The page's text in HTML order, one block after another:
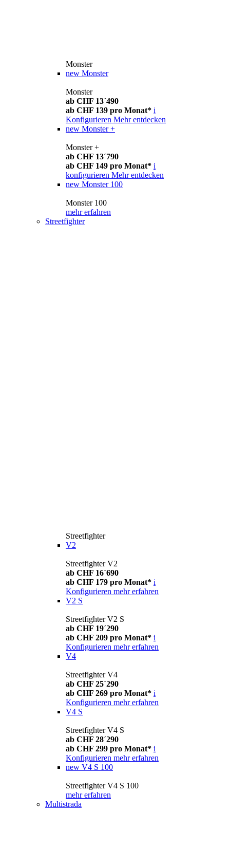
Monster
new Monster
Monster
ab CHF 13´490
ab CHF 139 pro Monat* i
Konfigurieren Mehr entdecken
new Monster +
Monster +
ab CHF 13´790
ab CHF 149 pro Monat* i
konfigurieren Mehr entdecken
new Monster 100
Monster 100
mehr erfahren
Streetfighter
Streetfighter
V2
Streetfighter V2
ab CHF 16´690
ab CHF 179 pro Monat* i
Konfigurieren mehr erfahren
V2 S
Streetfighter V2 S
ab CHF 19´290
ab CHF 209 pro Monat* i
Konfigurieren mehr erfahren
V4
Streetfighter V4
ab CHF 25´290
ab CHF 269 pro Monat* i
Konfigurieren mehr erfahren
V4 S
Streetfighter V4 S
ab CHF 28´290
ab CHF 299 pro Monat* i
Konfigurieren mehr erfahren
new V4 S 100
Streetfighter V4 S 100
mehr erfahren
Multistrada